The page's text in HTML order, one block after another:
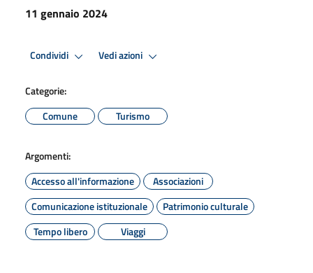
11 gennaio 2024
Condividi Vedi azioni
Categorie:
Comune
Turismo
Argomenti:
Accesso all'informazione
Associazioni
Comunicazione istituzionale
Patrimonio culturale
Tempo libero
Viaggi